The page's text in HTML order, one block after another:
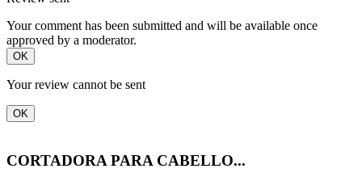
Your comment has been submitted and will be available once
approved by a moderator.
OK
Your review cannot be sent
OK
CORTADORA PARA CABELLO...